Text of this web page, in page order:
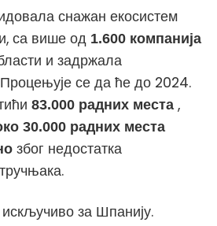
снажан екосистем
са више од 1.600 компанија
и задржала
се да ће до 2024.
83.000 радних места ,
30.000 радних места
због недостатка
за Шпанију.